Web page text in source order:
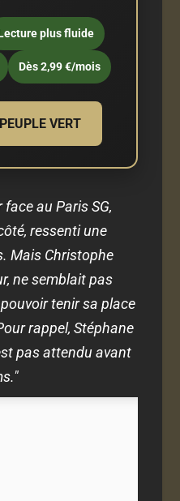
plus fluide
Dès 2,99 €/mois
VERT
au Paris SG,
ressenti une
Mais Christophe
ne semblait pas
tenir sa place
rappel, Stéphane
pas attendu avant